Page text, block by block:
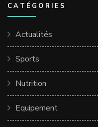
CATÉGORIES
Actualités
Sports
Nutrition
Equipement